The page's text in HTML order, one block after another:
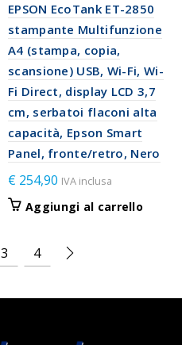
EPSON EcoTank ET-2850
stampante Multifunzione
A4 (stampa, copia,
scansione) USB, Wi-Fi, Wi-
Fi Direct, display LCD 3,7
cm, serbatoi flaconi alta
capacità, Epson Smart
Panel, fronte/retro, Nero
€ 254,90 IVA inclusa
Aggiungi al carrello
3 4